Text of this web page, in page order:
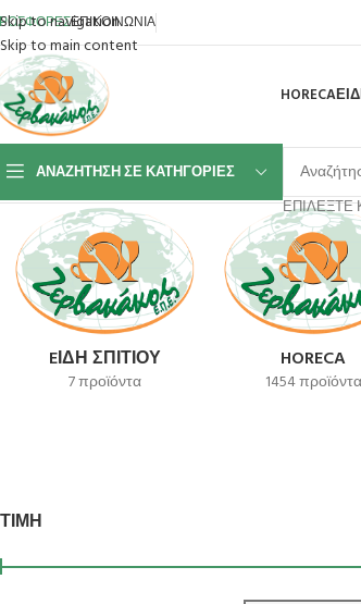
Skip to navigation
Skip to main content
ΕΠΙΚΟΙΝΩΝΙΑ
HORECA
ΑΝΑΖΉΤΗΣΗ ΣΕ ΚΑΤΗΓΟΡΊΕΣ
ΕΠΙΛΈΞΤΕ
Εμφάνιση
EΊΔΗ ΣΠΙΤΙΟΎ
7 προϊόντα
HORECA
1454 προϊόντα
ΤΙΜΉ